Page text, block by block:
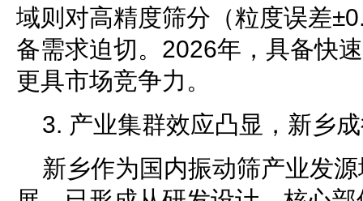
域则对高精度筛分（粒度误差
备需求迫切。2026年，具备快
更具市场竞争力。
3. 产业集群效应凸显，新乡
新乡作为国内振动筛产业发